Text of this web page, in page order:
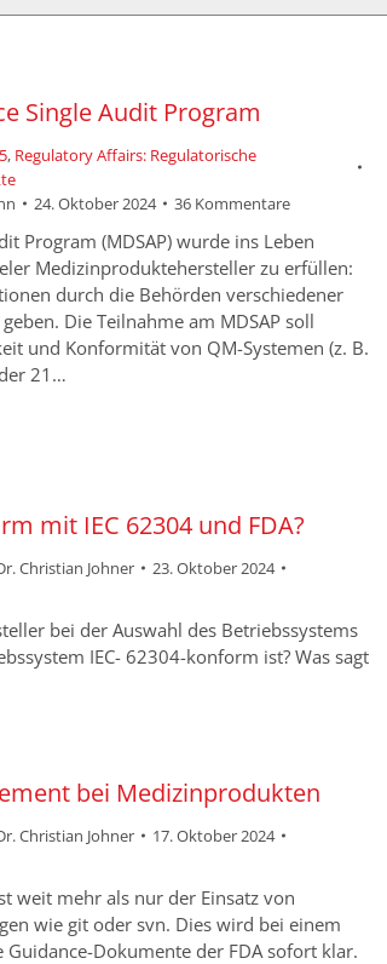
Single Audit Program
, Regulatory Affairs: Regulatorische
24. Oktober 2024 36 Kommentare
Program (MDSAP) wurde ins Leben
Medizinproduktehersteller zu erfüllen:
durch die Behörden verschiedener
Die Teilnahme am MDSAP soll
und Konformität von QM-Systemen (z. B.
21…
mit IEC 62304 und FDA?
Christian Johner
23. Oktober 2024
bei der Auswahl des Betriebssystems
IEC- 62304-konform ist? Was sagt
bei Medizinprodukten
Christian Johner
17. Oktober 2024
weit mehr als nur der Einsatz von
wie git oder svn. Dies wird bei einem
Dokumente der FDA sofort klar.